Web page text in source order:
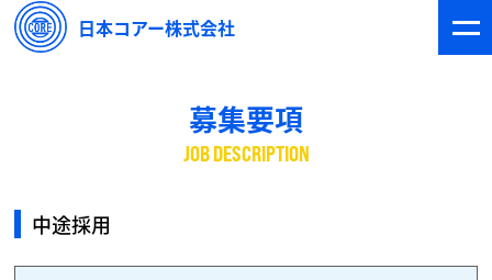
日本コアー株式会社
募集要項
JOB DESCRIPTION
中途採用